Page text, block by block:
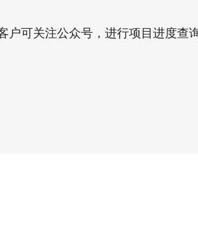
户可关注公众号，进行项目进度查